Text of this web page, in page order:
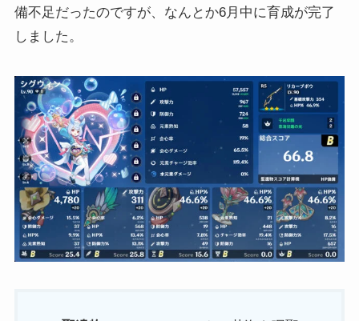
備不足だったのですが、なんとか6月中に育成が完了
しました。